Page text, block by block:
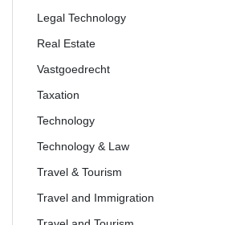
Legal Technology
Real Estate
Vastgoedrecht
Taxation
Technology
Technology & Law
Travel & Tourism
Travel and Immigration